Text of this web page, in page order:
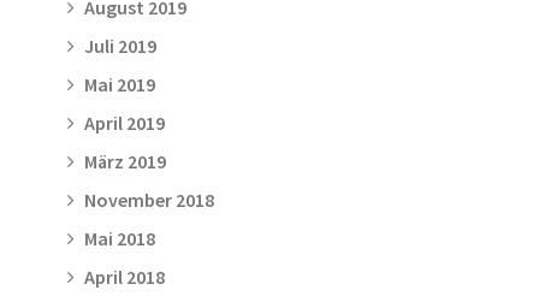
August 2019
Juli 2019
Mai 2019
April 2019
März 2019
November 2018
Mai 2018
April 2018